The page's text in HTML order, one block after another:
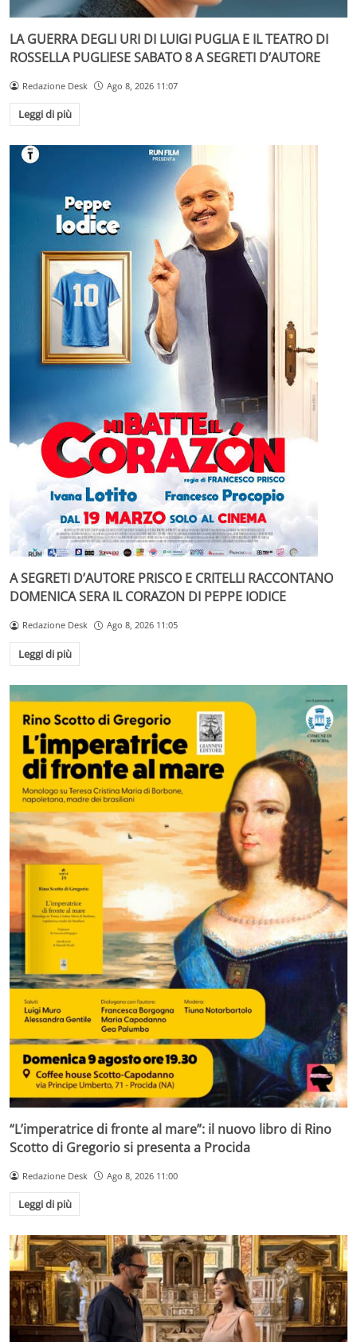
LA GUERRA DEGLI URI DI LUIGI PUGLIA E IL TEATRO DI
ROSSELLA PUGLIESE SABATO 8 A SEGRETI D’AUTORE
Redazione Desk Ago 8, 2026 11:07
Leggi di più
A SEGRETI D’AUTORE PRISCO E CRITELLI RACCONTANO
DOMENICA SERA IL CORAZON DI PEPPE IODICE
Redazione Desk Ago 8, 2026 11:05
Leggi di più
“L’imperatrice di fronte al mare”: il nuovo libro di Rino
Scotto di Gregorio si presenta a Procida
Redazione Desk Ago 8, 2026 11:00
Leggi di più